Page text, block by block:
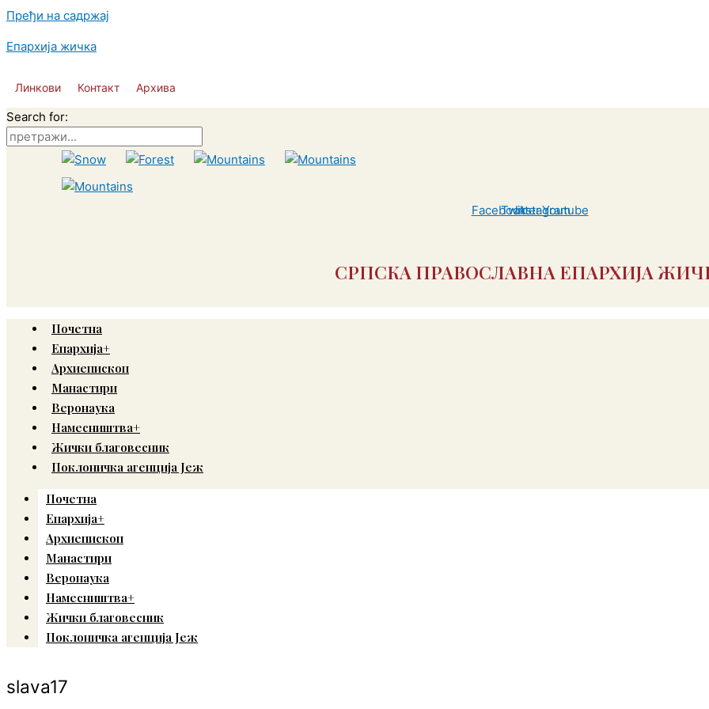
Пређи на садржај
Епархија жичка
Линкови Контакт Архива
Search for:
Facebook
Twitter
Instagram
Youtube
СРПСКА ПРАВОСЛАВНА ЕПАРХИЈА
Почетна
Епархија+
Архиепископ
Манастири
Веронаука
Намесништва+
Жички благовесник
Поклоничка агенција Јеж
Почетна
Епархија+
Архиепископ
Манастири
Веронаука
Намесништва+
Жички благовесник
Поклоничка агенција Јеж
slava17